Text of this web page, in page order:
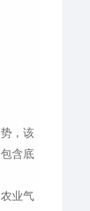
，该
含底
业气